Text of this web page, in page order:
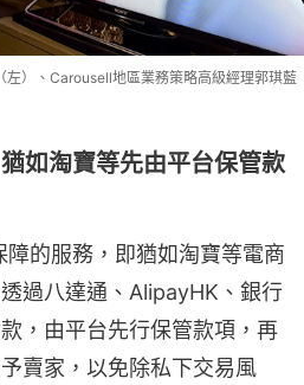
）、Carousell地區業務策略高級經理郭琪藍
如淘寶等先由平台保管款
的服務，即猶如淘寶等電商
過八達通、AlipayHK、銀行
，由平台先行保管款項，再
賣家，以免除私下交易風